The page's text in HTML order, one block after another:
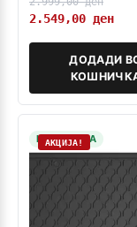
2.549,00 ден
ДОДАДИ
НА ЗАЛИХА
АКЦИЈА!